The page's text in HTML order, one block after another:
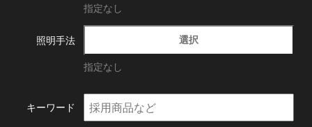
指定なし
照明手法 選択
指定なし
キーワード